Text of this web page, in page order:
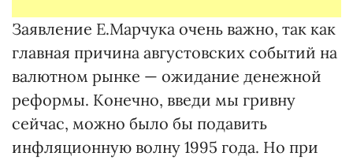
Заявление Е.Марчука очень важно, так как
главная причина августовских событий на
валютном рынке — ожидание денежной
реформы. Конечно, введи мы гривну
сейчас, можно было бы подавить
инфляционную волну 1995 года. Но при